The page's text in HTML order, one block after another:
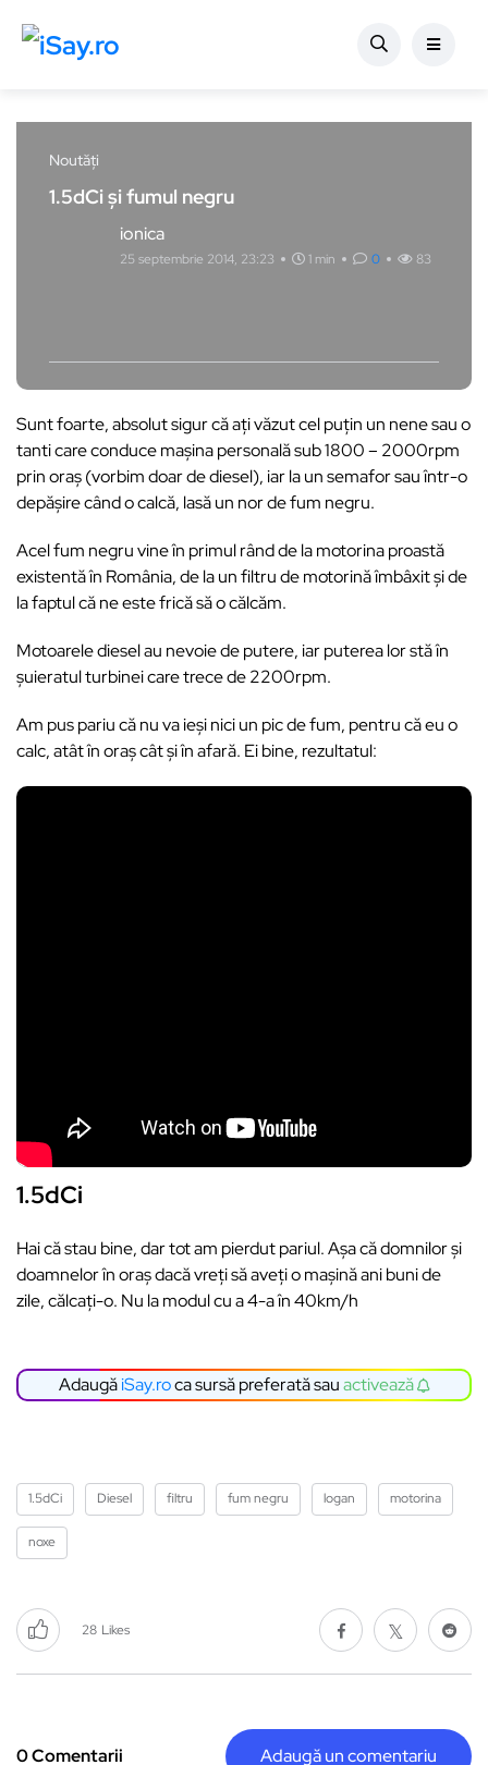
Noutăți
1.5dCi și fumul negru
ionica
25 septembrie 2014, 23:23 1 min 0 83
Sunt foarte, absolut sigur că ați văzut cel puțin un nene sau o
tanti care conduce mașina personală sub 1800 – 2000rpm
prin oraș (vorbim doar de diesel), iar la un semafor sau într-o
depășire când o calcă, lasă un nor de fum negru.
Acel fum negru vine în primul rând de la motorina proastă
existentă în România, de la un filtru de motorină îmbâxit și de
la faptul că ne este frică să o călcăm.
Motoarele diesel au nevoie de putere, iar puterea lor stă în
șuieratul turbinei care trece de 2200rpm.
Am pus pariu că nu va ieși nici un pic de fum, pentru că eu o
calc, atât în oraș cât și în afară. Ei bine, rezultatul:
1.5dCi
Hai că stau bine, dar tot am pierdut pariul. Așa că domnilor și
doamnelor în oraș dacă vreți să aveți o mașină ani buni de
zile, călcați-o. Nu la modul cu a 4-a în 40km/h
AdaugăiSay.roca sursă preferată sauactivează
1.5dCi Diesel filtru fum negru logan motorina
noxe
28 Likes
0 Comentarii Adaugă un comentariu